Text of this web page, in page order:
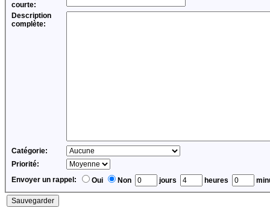
courte:
Description
complète:
Catégorie:
Priorité:
Envoyer un rappel:
Oui Non jours heures